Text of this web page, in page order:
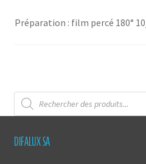
Préparation : film percé 180°
Recherche
de
produits
DIFALUX SA